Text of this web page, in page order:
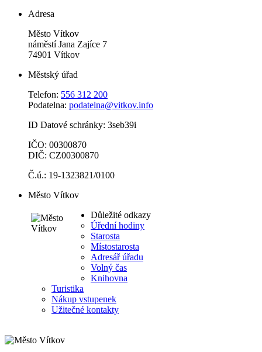
Adresa
Město Vítkov
náměstí Jana Zajíce 7
74901 Vítkov
Městský úřad
Telefon: 556 312 200
Podatelna: podatelna@vitkov.info
ID Datové schránky: 3seb39i
IČO: 00300870
DIČ: CZ00300870
Č.ú.: 19-1323821/0100
Město Vítkov
Důležité odkazy
Úřední hodiny
Starosta
Místostarosta
Adresář úřadu
Volný čas
Knihovna
Turistika
Nákup vstupenek
Užitečné kontakty